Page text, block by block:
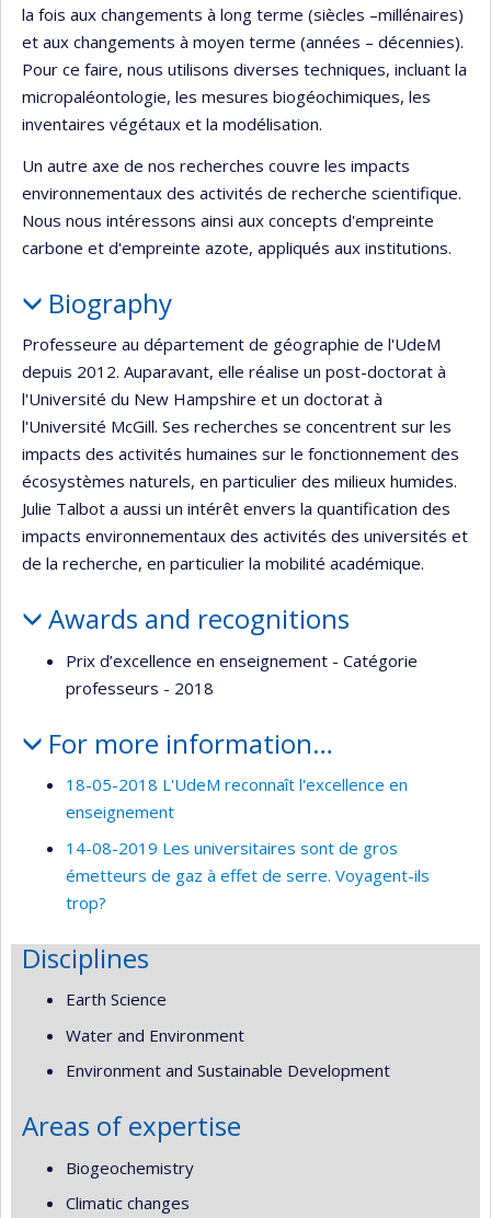
la fois aux changements à long terme (siècles –millénaires)
et aux changements à moyen terme (années – décennies).
Pour ce faire, nous utilisons diverses techniques, incluant la
micropaléontologie, les mesures biogéochimiques, les
inventaires végétaux et la modélisation.
Un autre axe de nos recherches couvre les impacts
environnementaux des activités de recherche scientifique.
Nous nous intéressons ainsi aux concepts d'empreinte
carbone et d'empreinte azote, appliqués aux institutions.
Biography
Professeure au département de géographie de l'UdeM
depuis 2012. Auparavant, elle réalise un post-doctorat à
l'Université du New Hampshire et un doctorat à
l'Université McGill. Ses recherches se concentrent sur les
impacts des activités humaines sur le fonctionnement des
écosystèmes naturels, en particulier des milieux humides.
Julie Talbot a aussi un intérêt envers la quantification des
impacts environnementaux des activités des universités et
de la recherche, en particulier la mobilité académique.
Awards and recognitions
Prix d’excellence en enseignement - Catégorie
professeurs - 2018
For more information…
18-05-2018 L'UdeM reconnaît l'excellence en
enseignement
14-08-2019 Les universitaires sont de gros
émetteurs de gaz à effet de serre. Voyagent-ils
trop?
Disciplines
Earth Science
Water and Environment
Environment and Sustainable Development
Areas of expertise
Biogeochemistry
Climatic changes